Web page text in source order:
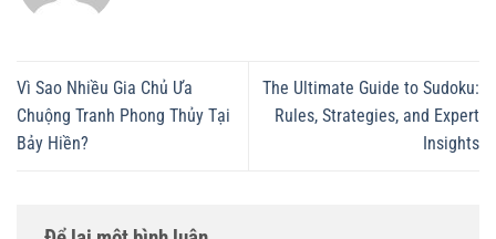
Vì Sao Nhiều Gia Chủ Ưa
Chuộng Tranh Phong Thủy Tại
Bảy Hiền?
The Ultimate Guide to Sudoku:
Rules, Strategies, and Expert
Insights